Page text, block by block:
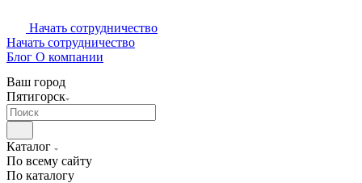
Начать сотрудничество
Начать сотрудничество
Блог О компании
Ваш город
Пятигорск
Каталог
По всему сайту
По каталогу